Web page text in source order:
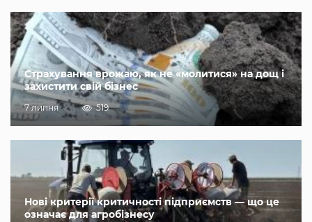
Страхування врожаю, як не «молитися» на дощ і
захистити свій бізнес
7 липня 519
Нові критерії критичності підприємств — що це
означає для агробізнесу